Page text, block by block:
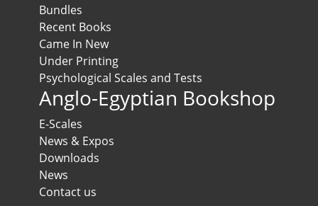
Bundles
Recent Books
Came In New
Under Printing
Psychological Scales and Tests
Anglo-Egyptian Bookshop
E-Scales
News & Expos
Downloads
News
Contact us